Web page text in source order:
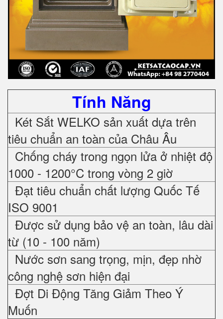
Tính Năng
Két Sắt WELKO sản xuất dựa trên
tiêu chuẩn an toàn của Châu Âu
Chống cháy trong ngọn lửa ở nhiệt độ
1000 - 1200°C trong vòng 2 giờ
Đạt tiêu chuẩn chất lượng Quốc Tế
ISO 9001
Được sử dụng bảo vệ an toàn, lâu dài
từ (10 - 100 năm)
Nước sơn sang trọng, mịn, đẹp nhờ
công nghệ sơn hiện đại
Đợt Di Động Tăng Giảm Theo Ý
Muốn